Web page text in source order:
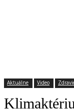
Aktuálne Video